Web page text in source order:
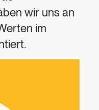
wir uns an
im